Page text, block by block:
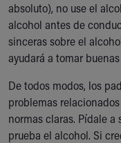
absoluto), no use el
alcohol antes de
sinceras sobre el
ayudará a tomar
De todos modos, los
problemas
normas claras. Pídale
prueba el alcohol. Si